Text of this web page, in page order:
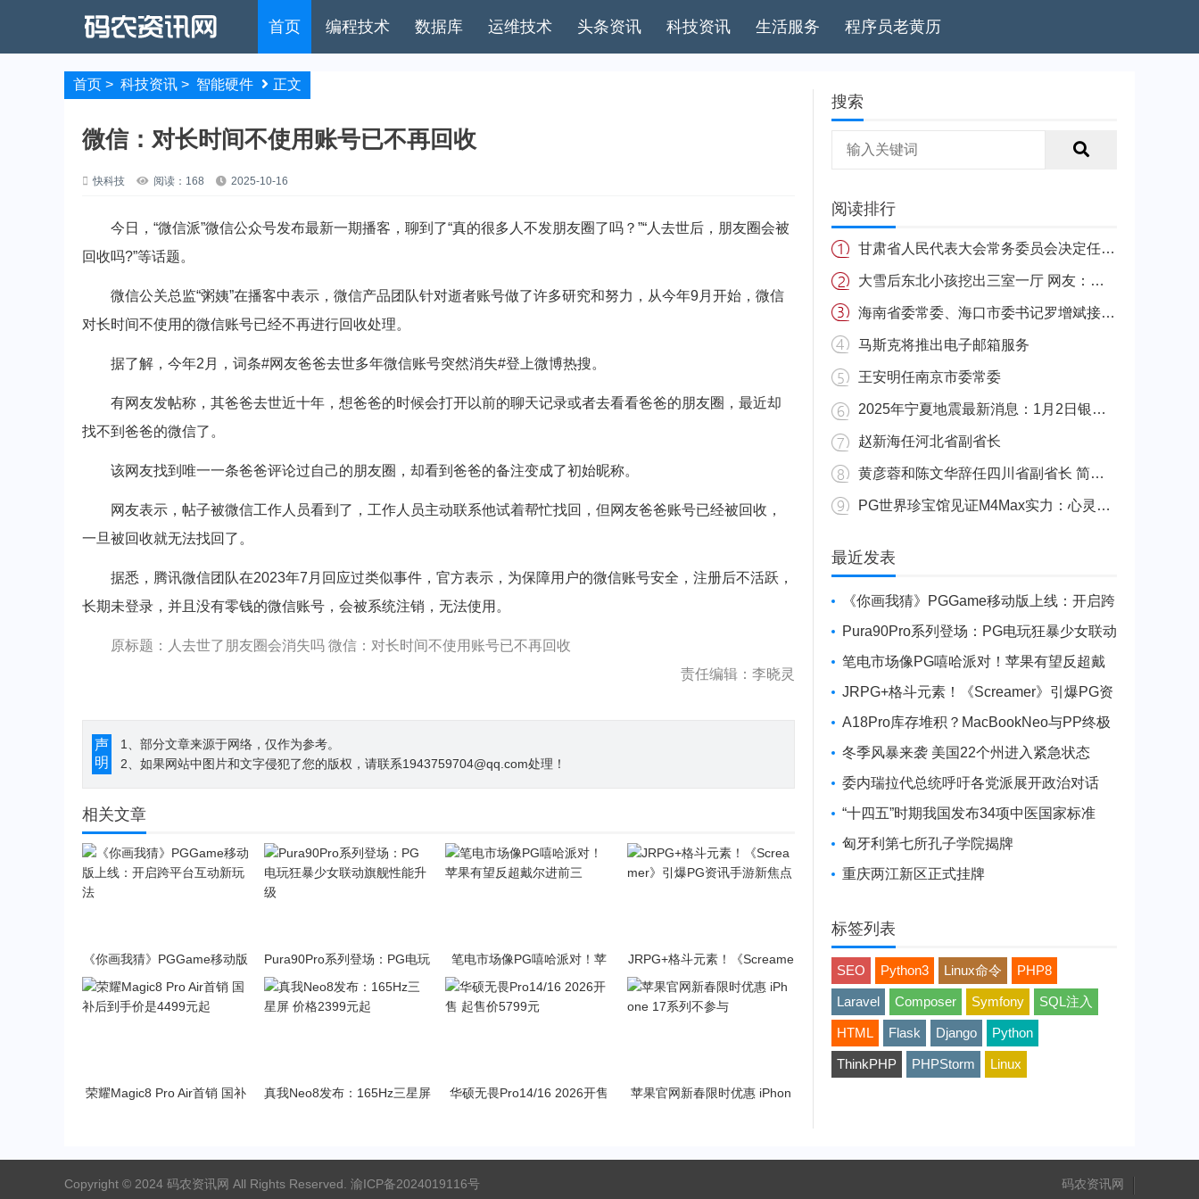
首页 编程技术 数据库 运维技术 头条资讯 科技资讯 生活服务 程序员老黄历
首页 > 科技资讯 > 智能硬件 正文
微信：对长时间不使用账号已不再回收
快科技 阅读：168 2025-10-16
今日，“微信派”微信公众号发布最新一期播客，聊到了“真的很多人不发朋友圈了吗？”“人去世后，朋友圈会被
回收吗?”等话题。
微信公关总监“粥姨”在播客中表示，微信产品团队针对逝者账号做了许多研究和努力，从今年9月开始，微信
对长时间不使用的微信账号已经不再进行回收处理。
据了解，今年2月，词条#网友爸爸去世多年微信账号突然消失#登上微博热搜。
有网友发帖称，其爸爸去世近十年，想爸爸的时候会打开以前的聊天记录或者去看看爸爸的朋友圈，最近却
找不到爸爸的微信了。
该网友找到唯一一条爸爸评论过自己的朋友圈，却看到爸爸的备注变成了初始昵称。
网友表示，帖子被微信工作人员看到了，工作人员主动联系他试着帮忙找回，但网友爸爸账号已经被回收，
一旦被回收就无法找回了。
据悉，腾讯微信团队在2023年7月回应过类似事件，官方表示，为保障用户的微信账号安全，注册后不活跃，
长期未登录，并且没有零钱的微信账号，会被系统注销，无法使用。
原标题：人去世了朋友圈会消失吗 微信：对长时间不使用账号已不再回收
责任编辑：李晓灵
声
明
1、部分文章来源于网络，仅作为参考。
2、如果网站中图片和文字侵犯了您的版权，请联系1943759704@qq.com处理！
相关文章
《你画我猜》PGGame移动版
上线：开启跨平台互动新玩法
Pura90Pro系列登场：PG电玩
狂暴少女联动旗舰性能升级
笔电市场像PG嘻哈派对！苹
JRPG+格斗元素！《Screame
r》引爆PG资讯手游新焦点
荣耀Magic8 Pro Air首销 国补
真我Neo8发布：165Hz三星屏
华硕无畏Pro14/16 2026开售
苹果官网新春限时优惠 iPhon
搜索
阅读排行
甘肃省人民代表大会常务委员会决定任免名单
大雪后东北小孩挖出三室一厅 网友：南方的娃很羡慕
海南省委常委、海口市委书记罗增斌接受中央纪委国家监委纪律审查和监察调查
马斯克将推出电子邮箱服务
王安明任南京市委常委
2025年宁夏地震最新消息：1月2日银川发生4.8级地震
赵新海任河北省副省长
黄彦蓉和陈文华辞任四川省副省长 简历资料照片
PG世界珍宝馆见证M4Max实力：心灵杀手2竟轻松跑出80FPS！
最近发表
《你画我猜》PGGame移动版上线：开启跨
平台互动新玩法
Pura90Pro系列登场：PG电玩狂暴少女联动
旗舰性能升级
笔电市场像PG嘻哈派对！苹果有望反超戴
尔进前三
JRPG+格斗元素！《Screamer》引爆PG资
讯手游新焦点
A18Pro库存堆积？MacBookNeo与PP终极
火焰狂潮意外同框
冬季风暴来袭 美国22个州进入紧急状态
委内瑞拉代总统呼吁各党派展开政治对话
“十四五”时期我国发布34项中医国家标准
匈牙利第七所孔子学院揭牌
重庆两江新区正式挂牌
标签列表
SEO Python3 Linux命令 PHP8
Laravel Composer Symfony SQL注入
HTML Flask Django Python
ThinkPHP PHPStorm Linux
码农资讯网
Copyright © 2024 码农资讯网 All Rights Reserved. 渝ICP备2024019116号